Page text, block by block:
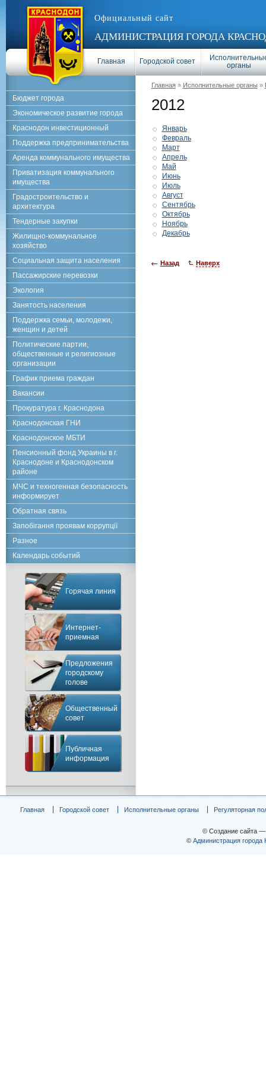
Официальный сайт
АДМИНИСТРАЦИЯ ГОРОДА
Главная Городской совет
органы
Главная» Исполнительные органы »
2012
Январь
Февраль
Март
Апрель
Май
Июнь
Июль
Август
Сентябрь
Октябрь
Ноябрь
Декабрь
Назад Наверх
Бюджет города
Экономическое развитие города
Краснодон инвестиционный
Поддержка предпринимательства
Аренда коммунального имущества
Приватизация коммунального
имущества
Градостроительство и
архитектура
Тендерные закупки
Жилищно-коммунальное
хозяйство
Социальная защита населения
Пассажирские перевозки
Экология
Занятость населения
Поддержка семьи, молодежи,
женщин и детей
Политические партии,
общественные и религиозные
организации
График приема граждан
Вакансии
Прокуратура г. Краснодона
Краснодонская ГНИ
Краснодонское МБТИ
Пенсионный фонд Украины в г.
Краснодоне и Краснодонском
районе
МЧС и техногенная безопасность
информирует
Обратная связь
Запобігання проявам коррупції
Разное
Календарь событий
Горячая линия
Интернет-
приемная
Предложения
городскому
голове
Общественный
совет
Публичная
информация
Главная Городской совет Исполнительные органы Регуляторная
© Создание сайта
© Администрация города